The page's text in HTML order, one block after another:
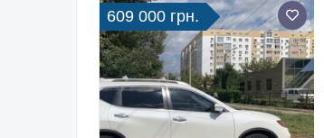
609 000 грн.